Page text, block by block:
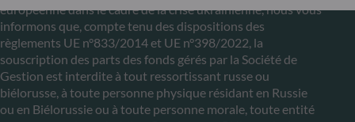
européenne dans le cadre de la crise ukrainienne, nous vous
informons que, compte tenu des dispositions des
règlements UE n°833/2014 et UE n°398/2022, la
souscription des parts des fonds gérés par la Société de
Gestion est interdite à tout ressortissant russe ou
biélorusse, à toute personne physique résidant en Russie
ou en Biélorussie ou à toute personne morale, toute entité